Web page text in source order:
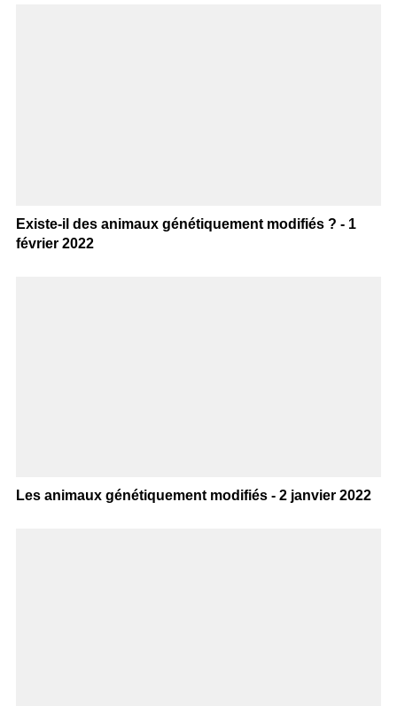
Existe-il des animaux génétiquement modifiés ? - 1
février 2022
Les animaux génétiquement modifiés - 2 janvier 2022